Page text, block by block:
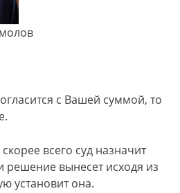
с Вашей суммой, то
всего суд назначит
решение вынесет исходя из
установит она.